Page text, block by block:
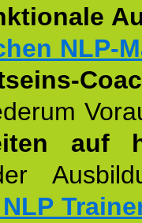
NLP-
auf